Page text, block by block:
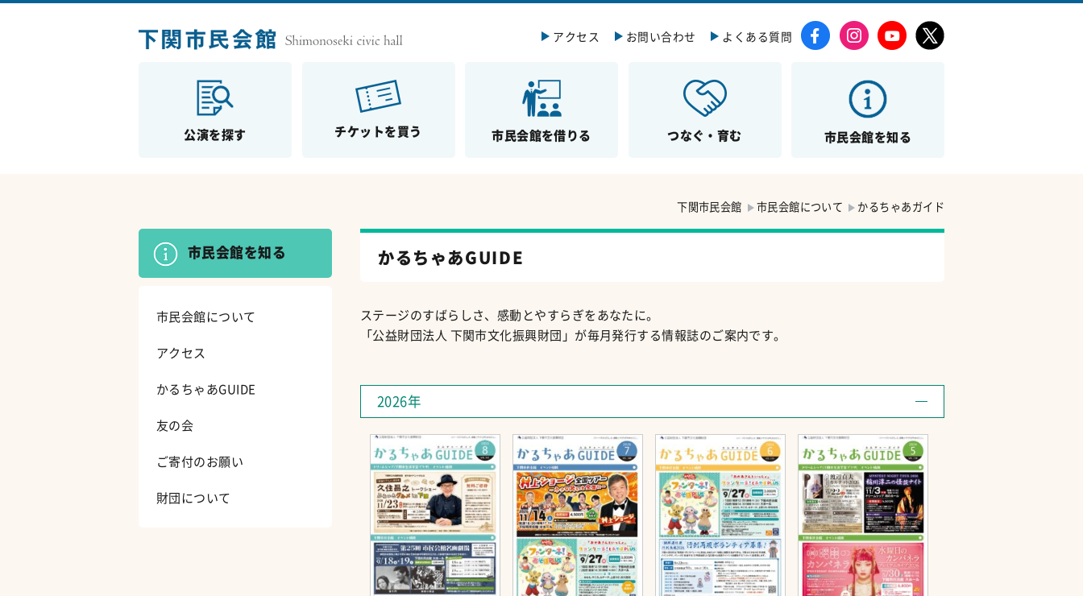
公演を探す チケットを買う 市民会館を借りる つなぐ・育む 市民会館を知る
アクセス お問い合わせ よくある質問
下関市民会館 市民会館について かるちゃあガイド
市民会館を知る
市民会館について
アクセス
かるちゃあGUIDE
友の会
ご寄付のお願い
財団について
かるちゃあGUIDE
ステージのすばらしさ、感動とやすらぎをあなたに。
「公益財団法人 下関市文化振興財団」が毎月発行する情報誌のご案内です。
2026年